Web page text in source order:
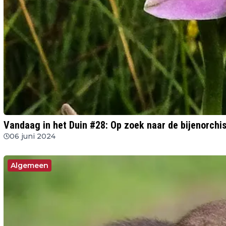
Vandaag in het Duin #28: Op zoek naar de bijenorchis
06 juni 2024
Algemeen